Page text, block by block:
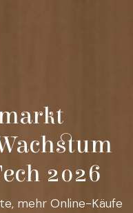
2026
mehr Online-Käufe